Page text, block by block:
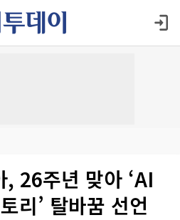
, 26주년 맞아 ‘AI
리’ 탈바꿈 선언